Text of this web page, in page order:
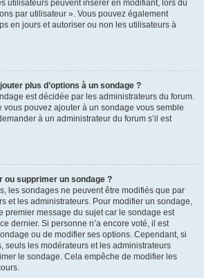
utilisateurs peuvent insérer en modifiant, lors du
par utilisateur ». Vous pouvez également
en jours et autoriser ou non les utilisateurs à
plus d’options à un sondage ?
est décidée par les administrateurs du forum.
vous pouvez ajouter à un sondage vous semble
à un administrateur du forum s’il est
ou supprimer un sondage ?
les sondages ne peuvent être modifiés que par
et les administrateurs. Pour modifier un sondage,
premier message du sujet car le sondage est
dernier. Si personne n’a encore voté, il est
ou de modifier ses options. Cependant, si
seuls les modérateurs et les administrateurs
le sondage. Cela empêche de modifier les